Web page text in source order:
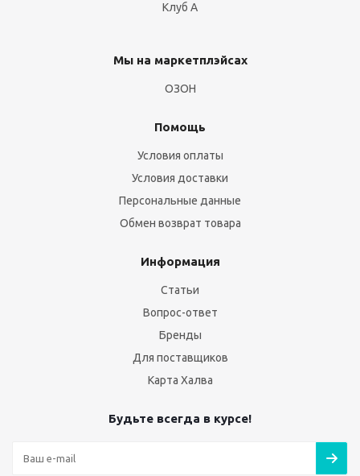
Клуб А
Мы на маркетплэйсах
ОЗОН
Помощь
Условия оплаты
Условия доставки
Персональные данные
Обмен возврат товара
Информация
Статьи
Вопрос-ответ
Бренды
Для поставщиков
Карта Халва
Будьте всегда в курсе!